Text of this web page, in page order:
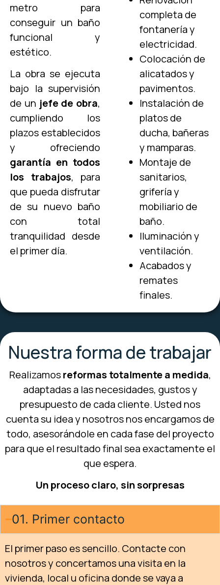
metro para
conseguir un baño
funcional y
estético.
La obra se ejecuta
bajo la supervisión
de un jefe de obra,
cumpliendo los
plazos establecidos
y ofreciendo
garantía en todos
los trabajos, para
que pueda disfrutar
de su nuevo baño
con total
tranquilidad desde
el primer día.
completa de
fontanería y
electricidad.
Colocación de
alicatados y
pavimentos.
Instalación de
platos de
ducha, bañeras
y mamparas.
Montaje de
sanitarios,
grifería y
mobiliario de
baño.
Iluminación y
ventilación.
Acabados y
remates
finales.
Nuestra forma de trabajar
Realizamosreformas totalmente a medida,
adaptadas a las necesidades, gustos y
presupuesto de cada cliente. Usted nos
cuenta su idea y nosotros nos encargamos de
todo, asesorándole en cada fase del proyecto
para que el resultado final sea exactamente el
que espera.
Un proceso claro, sin sorpresas
01. Primer contacto
El primer paso es sencillo. Contacte con
nosotros y concertamos una visita en la
vivienda, local u oficina donde se vaya a